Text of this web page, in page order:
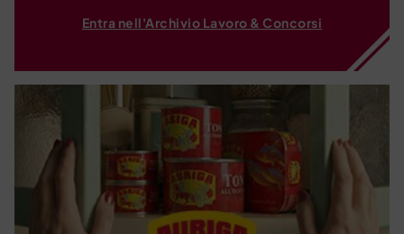
Entra nell'Archivio Lavoro & Concorsi